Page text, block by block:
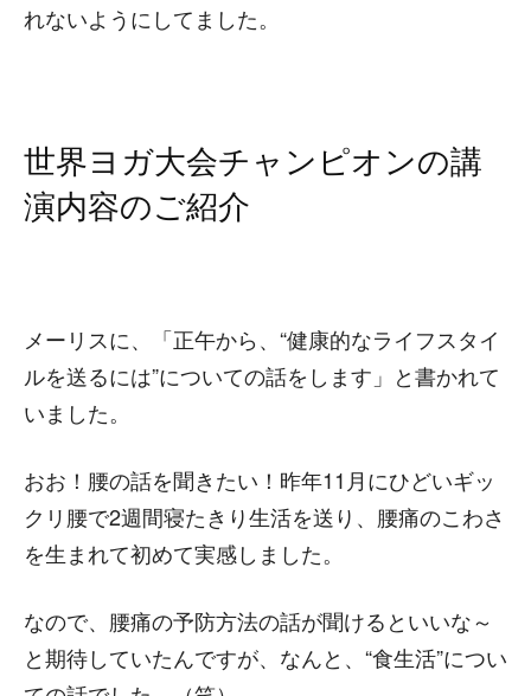
れないようにしてました。
世界ヨガ大会チャンピオンの講
演内容のご紹介
メーリスに、「正午から、“健康的なライフスタイ
ルを送るには”についての話をします」と書かれて
いました。
おお！腰の話を聞きたい！昨年11月にひどいギッ
クリ腰で2週間寝たきり生活を送り、腰痛のこわさ
を生まれて初めて実感しました。
なので、腰痛の予防方法の話が聞けるといいな～
と期待していたんですが、なんと、“食生活”につい